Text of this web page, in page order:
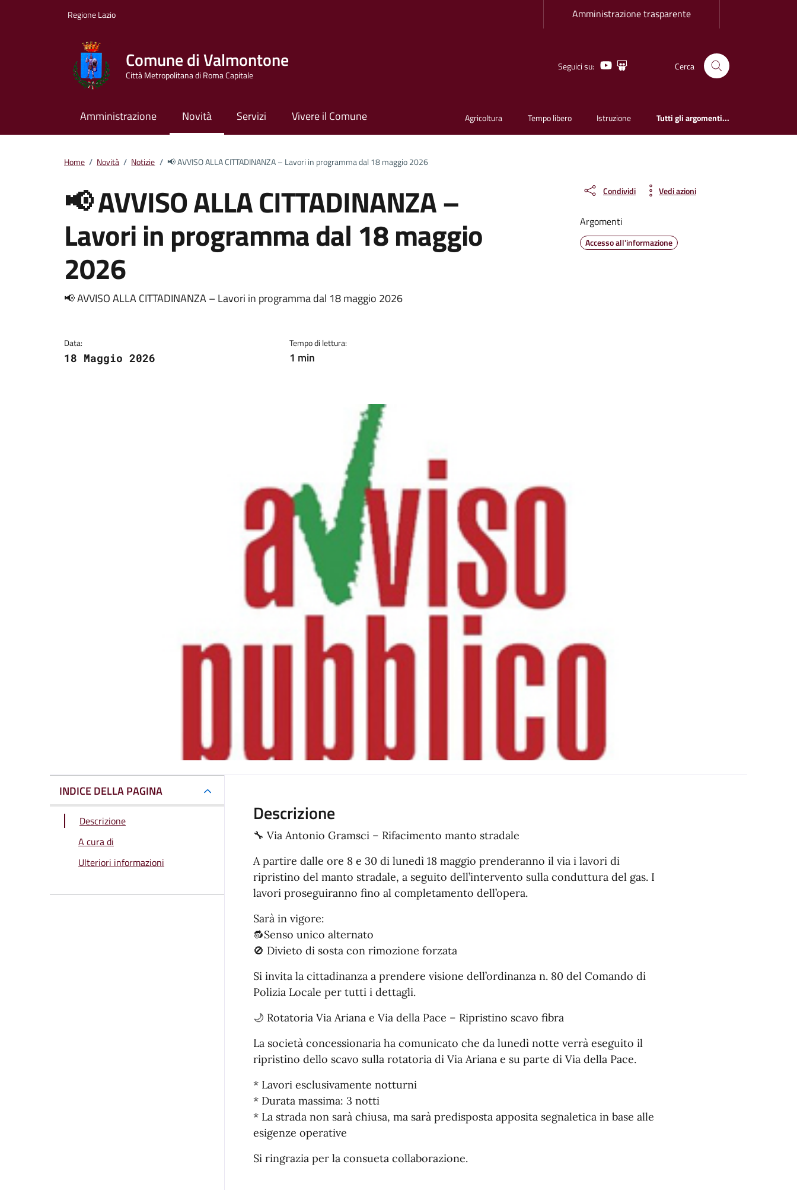
Regione Lazio Amministrazione trasparente
Comune di Valmontone
Città Metropolitana di Roma Capitale
Seguici su: YoutubeSlideshare Cerca
Amministrazione Novità Servizi Vivere il Comune Agricoltura Tempo libero Istruzione Tutti gli argomenti...
Home / Novità / Notizie / 📢 AVVISO ALLA CITTADINANZA – Lavori in programma dal 18 maggio 2026
📢 AVVISO ALLA CITTADINANZA –
Lavori in programma dal 18 maggio
2026
Dettagli della notizia
📢 AVVISO ALLA CITTADINANZA – Lavori in programma dal 18 maggio 2026
Data:
18 Maggio 2026
Tempo di lettura:
1 min
Condividi Vedi azioni
Argomenti
Accesso all'informazione
INDICE DELLA PAGINA
Descrizione
A cura di
Ulteriori informazioni
Descrizione
🔧 Via Antonio Gramsci – Rifacimento manto stradale
A partire dalle ore 8 e 30 di lunedì 18 maggio prenderanno il via i lavori di
ripristino del manto stradale, a seguito dell’intervento sulla conduttura del gas. I
lavori proseguiranno fino al completamento dell’opera.
Sarà in vigore:
🔂Senso unico alternato
🚫 Divieto di sosta con rimozione forzata
Si invita la cittadinanza a prendere visione dell’ordinanza n. 80 del Comando di
Polizia Locale per tutti i dettagli.
🌙 Rotatoria Via Ariana e Via della Pace – Ripristino scavo fibra
La società concessionaria ha comunicato che da lunedì notte verrà eseguito il
ripristino dello scavo sulla rotatoria di Via Ariana e su parte di Via della Pace.
* Lavori esclusivamente notturni
* Durata massima: 3 notti
* La strada non sarà chiusa, ma sarà predisposta apposita segnaletica in base alle
esigenze operative
Si ringrazia per la consueta collaborazione.